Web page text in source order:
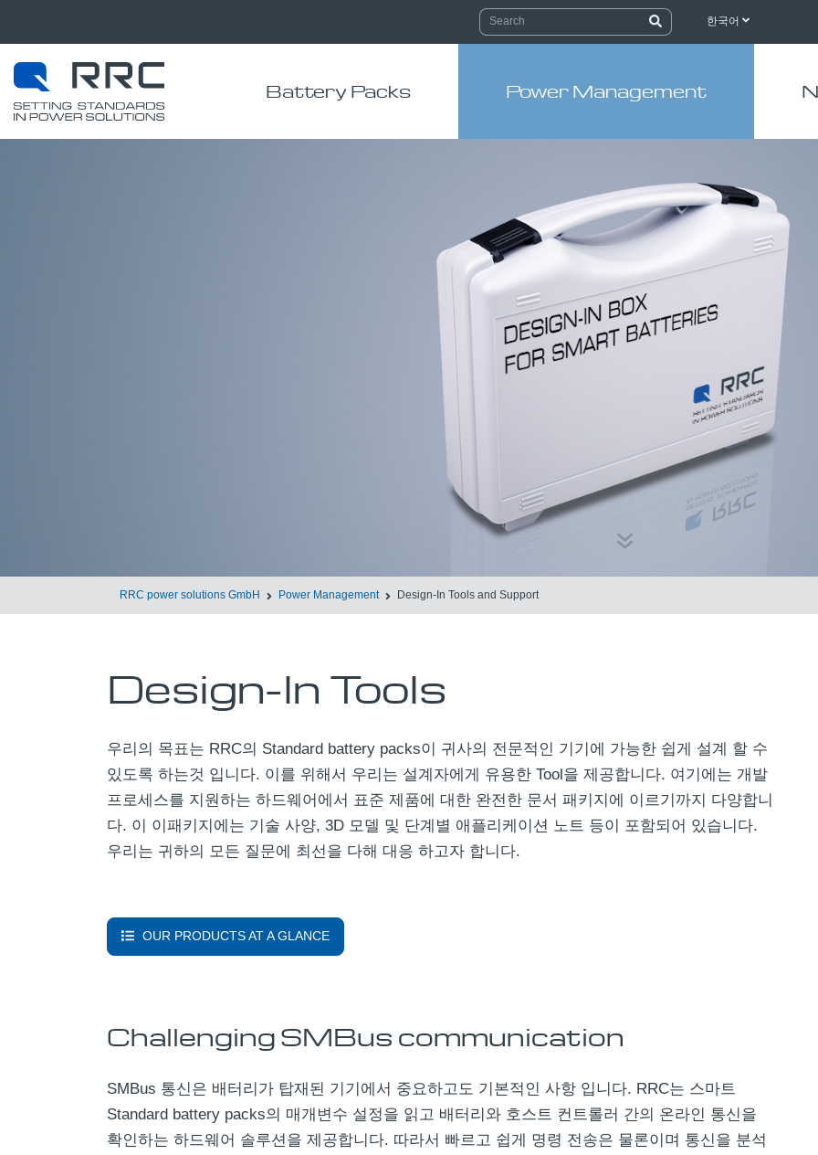
한국어
Battery Packs Power Management
RRC power solutions GmbH Power Management Design-In Tools and Support
Design-In Tools
우리의 목표는 RRC의 Standard battery packs이 귀사의 전문적인 기기에 가능한 쉽게 설계 할 수
있도록 하는것 입니다. 이를 위해서 우리는 설계자에게 유용한 Tool을 제공합니다. 여기에는 개발
프로세스를 지원하는 하드웨어에서 표준 제품에 대한 완전한 문서 패키지에 이르기까지 다양합니
다. 이 이패키지에는 기술 사양, 3D 모델 및 단계별 애플리케이션 노트 등이 포함되어 있습니다.
우리는 귀하의 모든 질문에 최선을 다해 대응 하고자 합니다.
OUR PRODUCTS AT A GLANCE
Challenging SMBus communication
SMBus 통신은 배터리가 탑재된 기기에서 중요하고도 기본적인 사항 입니다. RRC는 스마트
Standard battery packs의 매개변수 설정을 읽고 배터리와 호스트 컨트롤러 간의 온라인 통신을
확인하는 하드웨어 솔루션을 제공합니다. 따라서 빠르고 쉽게 명령 전송은 물론이며 통신을 분석